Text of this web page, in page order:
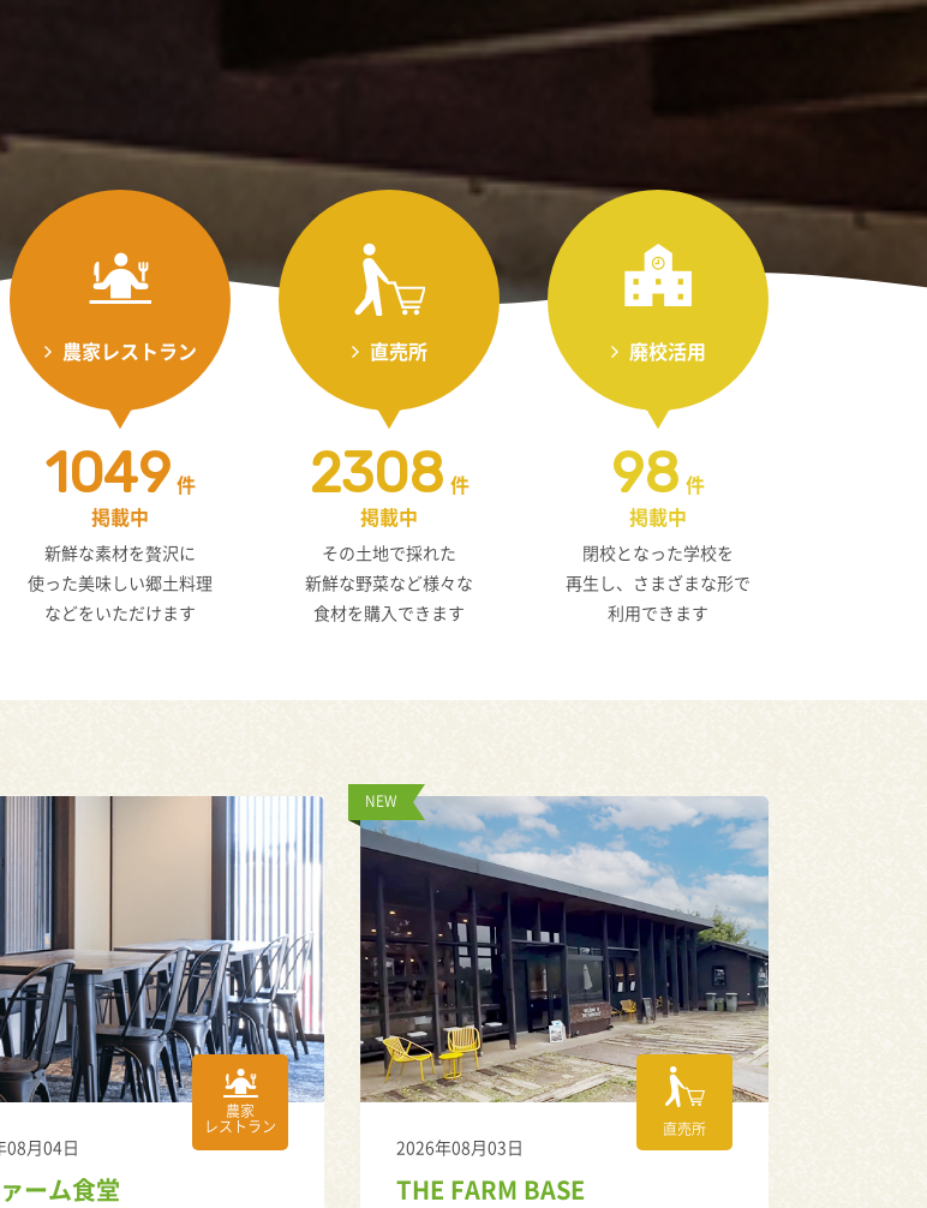
農家レストラン
1049 件
掲載中
新鮮な素材を贅沢に
使った美味しい郷土料理
などをいただけます
直売所
2308 件
掲載中
その土地で採れた
新鮮な野菜など様々な
食材を購入できます
廃校活用
98 件
掲載中
閉校となった学校を
再生し、さまざまな形で
利用できます
農家
レストラン
08月04日
ーム食堂
直売所
2026年08月03日
THE FARM BASE
NEW